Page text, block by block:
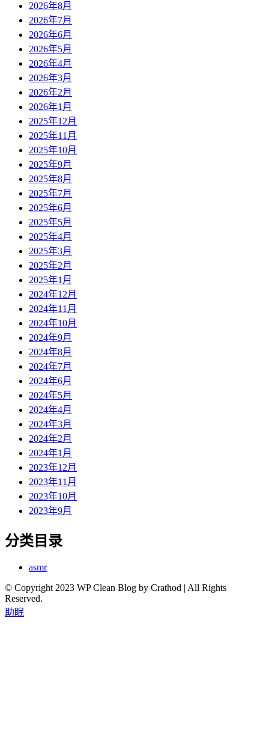
2026年8月
2026年7月
2026年6月
2026年5月
2026年4月
2026年3月
2026年2月
2026年1月
2025年12月
2025年11月
2025年10月
2025年9月
2025年8月
2025年7月
2025年6月
2025年5月
2025年4月
2025年3月
2025年2月
2025年1月
2024年12月
2024年11月
2024年10月
2024年9月
2024年8月
2024年7月
2024年6月
2024年5月
2024年4月
2024年3月
2024年2月
2024年1月
2023年12月
2023年11月
2023年10月
2023年9月
分类目录
asmr
© Copyright 2023 WP Clean Blog by Crathod | All Rights
Reserved.
助眠